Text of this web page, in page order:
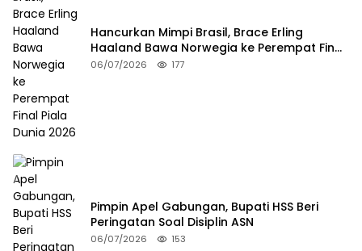
Hancurkan Mimpi Brasil, Brace Erling
Haaland Bawa Norwegia ke Perempat Final
Piala Dunia 2026
06/07/2026 177
Pimpin Apel Gabungan, Bupati HSS Beri
Peringatan Soal Disiplin ASN
06/07/2026 153